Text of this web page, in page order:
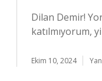
Dilan Demir!
katılmıyorum,
Ekim 10, 2024